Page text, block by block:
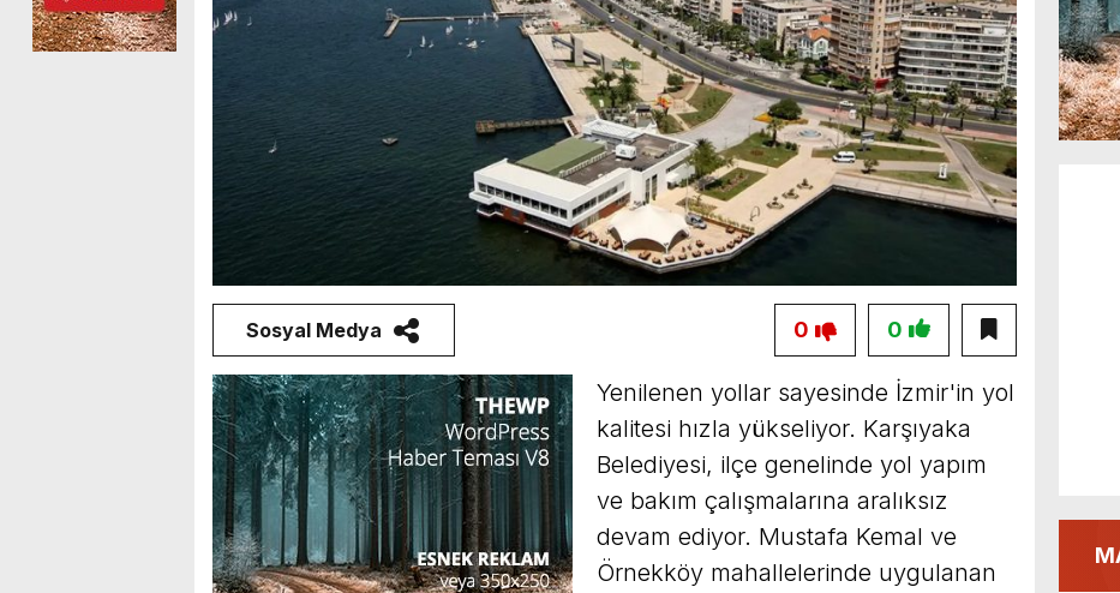
Sosyal Medya 0
0
Yenilenen yollar sayesinde İzmir'in yol
kalitesi hızla yükseliyor. Karşıyaka
Belediyesi, ilçe genelinde yol yapım
ve bakım çalışmalarına aralıksız
devam ediyor. Mustafa Kemal ve
Örnekköy mahallelerinde uygulanan